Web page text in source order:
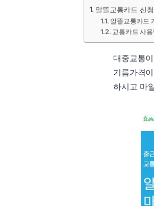
알뜰교통카드 신
알뜰교통카드
교통카드 사
대중교통
기름가격
하시고 마